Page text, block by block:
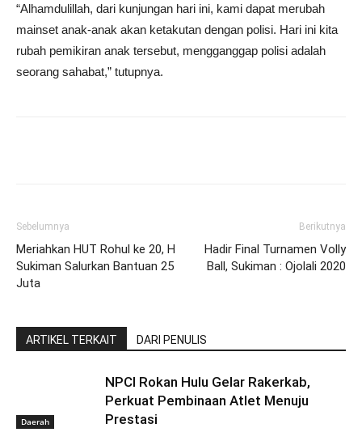
“Alhamdulillah, dari kunjungan hari ini, kami dapat merubah
mainset anak-anak akan ketakutan dengan polisi. Hari ini kita
rubah pemikiran anak tersebut, mengganggap polisi adalah
seorang sahabat,” tutupnya.
Sebelumnya
Meriahkan HUT Rohul ke 20, H
Sukiman Salurkan Bantuan 25
Juta
Berikutnya
Hadir Final Turnamen Volly
Ball, Sukiman : Ojolali 2020
ARTIKEL TERKAIT DARI PENULIS
Daerah
NPCI Rokan Hulu Gelar Rakerkab,
Perkuat Pembinaan Atlet Menuju
Prestasi